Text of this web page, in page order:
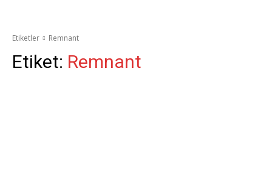
Etiketler Remnant
Etiket: Remnant